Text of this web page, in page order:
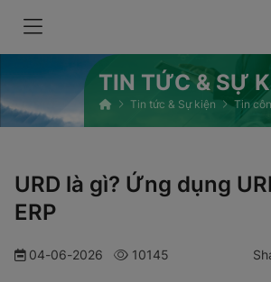
TIN TỨC & SỰ
Tin tức & Sự kiện Tin
URD là gì? Ứng dụng
ERP
04-06-2026 10145